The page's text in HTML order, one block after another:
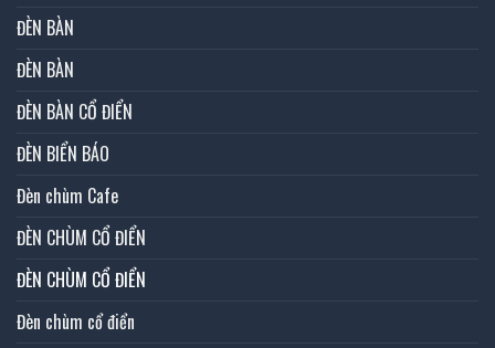
ĐÈN BÀN
ĐÈN BÀN
ĐÈN BÀN CỔ ĐIỂN
ĐÈN BIỂN BÁO
Đèn chùm Cafe
ĐÈN CHÙM CỔ ĐIỂN
ĐÈN CHÙM CỔ ĐIỂN
Đèn chùm cổ điển